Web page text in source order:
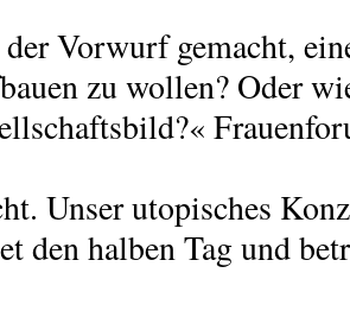
Vorwurf gemacht,
zu wollen? Oder
Unser utopisches
den halben Tag und